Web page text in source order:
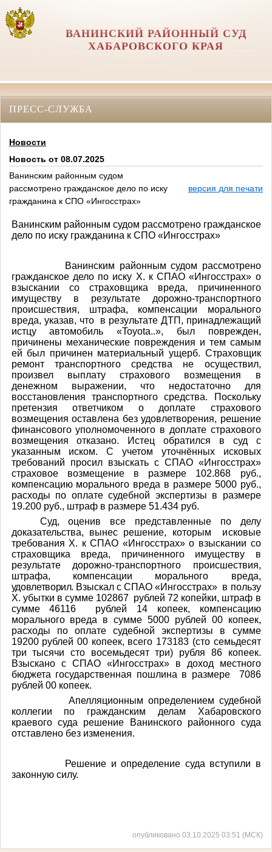
ВАНИНСКИЙ РАЙОННЫЙ СУД
ХАБАРОВСКОГО КРАЯ
ПРЕСС-СЛУЖБА
Новости
Новость от 08.07.2025
Ванинским районным судом
рассмотрено гражданское дело по иску
гражданина к СПО «Ингосстрах»
версия для печати
Ванинским районным судом рассмотрено гражданское
дело по иску гражданина к СПО «Ингосстрах»
Ванинским районным судом рассмотрено
гражданское дело по иску Х. к СПАО «Ингосстрах» о
взыскании со страховщика вреда, причиненного
имуществу в результате дорожно-транспортного
происшествия, штрафа, компенсации морального
вреда, указав, что в результате ДТП, принадлежащий
истцу автомобиль «Toyota..», был поврежден,
причинены механические повреждения и тем самым
ей был причинен материальный ущерб. Страховщик
ремонт транспортного средства не осуществил,
произвел выплату страхового возмещения в
денежном выражении, что недостаточно для
восстановления транспортного средства. Поскольку
претензия ответчиком о доплате страхового
возмещения оставлена без удовлетворения, решение
финансового уполномоченного в доплате страхового
возмещения отказано. Истец обратился в суд с
указанным иском. С учетом уточнённых исковых
требований просил взыскать с СПАО «Ингосстрах»
страховое возмещение в размере 102.868 руб.,
компенсацию морального вреда в размере 5000 руб.,
расходы по оплате судебной экспертизы в размере
19.200 руб., штраф в размере 51.434 руб.
Суд, оценив все представленные по делу
доказательства, вынес решение, которым исковые
требования Х. к СПАО «Ингосстрах» о взыскании со
страховщика вреда, причиненного имуществу в
результате дорожно-транспортного происшествия,
штрафа, компенсации морального вреда,
удовлетворил. Взыскал с СПАО «Ингосстрах» в пользу
Х. убытки в сумме 102867 рублей 72 копейки, штраф в
сумме 46116 рублей 14 копеек, компенсацию
морального вреда в сумме 5000 рублей 00 копеек,
расходы по оплате судебной экспертизы в сумме
19200 рублей 00 копеек, всего 173183 (сто семьдесят
три тысячи сто восемьдесят три) рубля 86 копеек.
Взыскано с СПАО «Ингосстрах» в доход местного
бюджета государственная пошлина в размере 7086
рублей 00 копеек.
Апелляционным определением судебной
коллегии по гражданским делам Хабаровского
краевого суда решение Ванинского районного суда
отставлено без изменения.
Решение и определение суда вступили в
законную силу.
опубликовано 03.10.2025 03:51 (МСК)